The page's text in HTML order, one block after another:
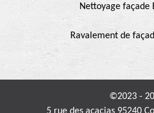
Nettoyage façade
Ravalement de
©2023 -
5 rue des acacias 95240